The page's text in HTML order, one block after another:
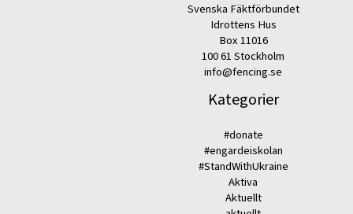
Svenska Fäktförbundet
Idrottens Hus
Box 11016
100 61 Stockholm
info@fencing.se
Kategorier
#donate
#engardeiskolan
#StandWithUkraine
Aktiva
Aktuellt